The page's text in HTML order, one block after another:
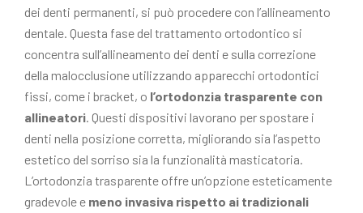
dei denti permanenti, si può procedere con l’allineamento
dentale. Questa fase del trattamento ortodontico si
concentra sull’allineamento dei denti e sulla correzione
della malocclusione utilizzando apparecchi ortodontici
fissi, come i bracket, o l’ortodonzia trasparente con
allineatori. Questi dispositivi lavorano per spostare i
denti nella posizione corretta, migliorando sia l’aspetto
estetico del sorriso sia la funzionalità masticatoria.
L’ortodonzia trasparente offre un’opzione esteticamente
gradevole e meno invasiva rispetto ai tradizionali